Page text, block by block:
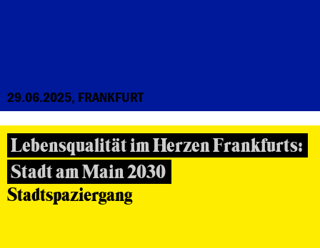
29.06.2025, FRANKFURT
Lebensqualität im Herzen Frankfurts:
Stadt am Main 2030
Stadtspaziergang